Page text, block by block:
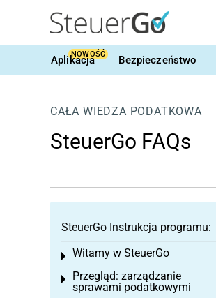
Aplikacja
NOWOŚĆ Bezpieczeństwo
CAŁA WIEDZA PODATKOWA
SteuerGo FAQs
SteuerGo Instrukcja programu:
Witamy w SteuerGo
Toggle menu
Przegląd: zarządzanie
sprawami podatkowymi
Toggle menu